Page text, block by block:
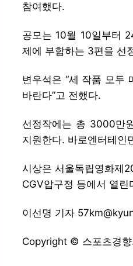
참여했다.
공모는 10월 10일부터
제에 부합하는 3편을 선
변우석은 “세 작품 모두
바란다”고 전했다.
선정작에는 총 3000만
지원한다. 바로엔터테인
시상은 서울독립영화제
CGV압구정 등에서 열린
이선명 기자
Copyright © 스포츠경